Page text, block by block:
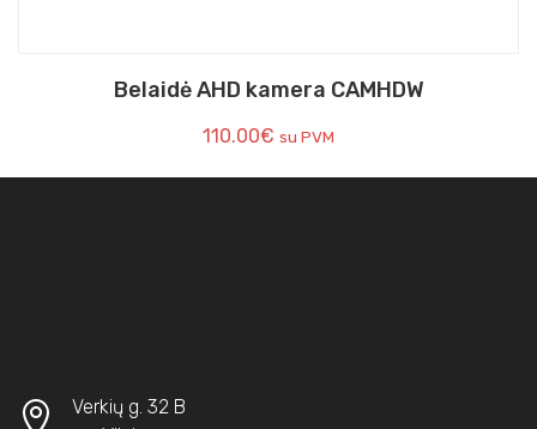
Belaidė AHD kamera CAMHDW
110.00€ su PVM
Verkių g. 32 B